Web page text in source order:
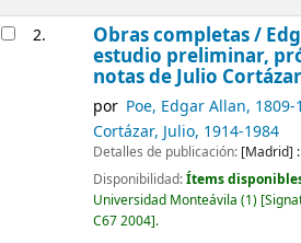
2. Obras completas /
estudio preliminar,
notas de Julio Cortázar
por Poe, Edgar Allan, 1809-
Cortázar, Julio, 1914-1984
Detalles de publicación: [Madrid] :
Disponibilidad:Ítems
Universidad Monteávila (1)
C67 2004 .